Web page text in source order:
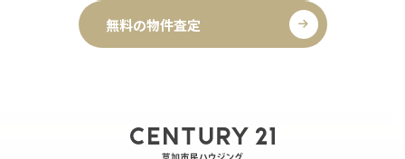
無料の物件査定